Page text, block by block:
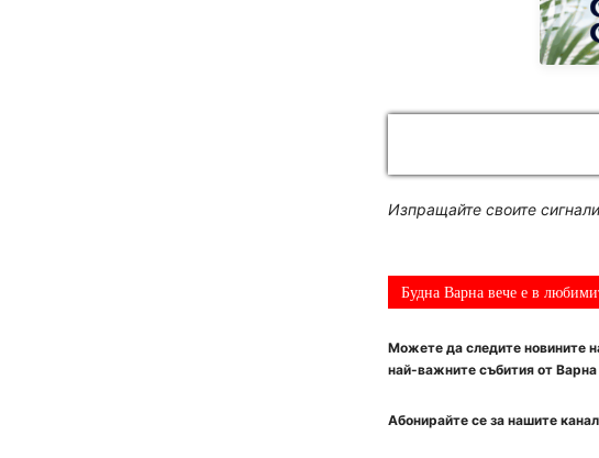
Изпращайте своите
Будна Варна вече е в
Можете да следите новините
най-важните събития от Варна
Абонирайте се за нашите